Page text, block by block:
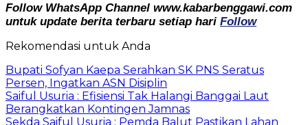
Follow WhatsApp Channel www.kabarbenggawi.com
untuk update berita terbaru setiap hari Follow
Rekomendasi untuk Anda
Bupati Sofyan Kaepa Serahkan SK PNS Seratus
Persen, Ingatkan ASN Disiplin
Saiful Usuria : Efisiensi Tak Halangi Banggai Laut
Berangkatkan Kontingen Jamnas
Sekda Saiful Usuria : Pemda Balut Pastikan Lahan